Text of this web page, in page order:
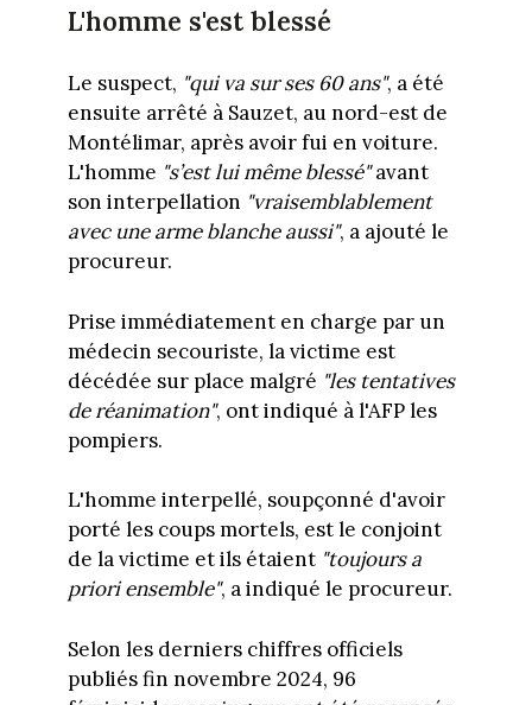
L'homme s'est blessé
Le suspect, "qui va sur ses 60 ans", a été
ensuite arrêté à Sauzet, au nord-est de
Montélimar, après avoir fui en voiture.
L'homme "s’est lui même blessé"avant
son interpellation "vraisemblablement
avec une arme blanche aussi", a ajouté le
procureur.
Prise immédiatement en charge par un
médecin secouriste, la victime est
décédée sur place malgré "les tentatives
de réanimation", ont indiqué à l'AFP les
pompiers.
L'homme interpellé, soupçonné d'avoir
porté les coups mortels, est le conjoint
de la victime et ils étaient "toujours a
priori ensemble", a indiqué le procureur.
Selon les derniers chiffres officiels
publiés fin novembre 2024, 96